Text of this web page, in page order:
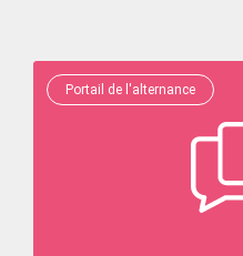
Portail de l'alternance